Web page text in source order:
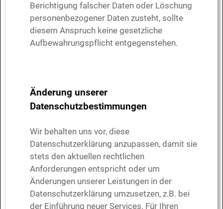
Berichtigung falscher Daten oder Löschung
personenbezogener Daten zusteht, sollte
diesem Anspruch keine gesetzliche
Aufbewahrungspflicht entgegenstehen.
Änderung unserer
Datenschutzbestimmungen
Wir behalten uns vor, diese
Datenschutzerklärung anzupassen, damit sie
stets den aktuellen rechtlichen
Anforderungen entspricht oder um
Änderungen unserer Leistungen in der
Datenschutzerklärung umzusetzen, z.B. bei
der Einführung neuer Services. Für Ihren